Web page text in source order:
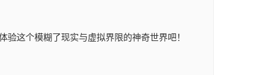
这个模糊了现实与虚拟界限的神奇世界吧！